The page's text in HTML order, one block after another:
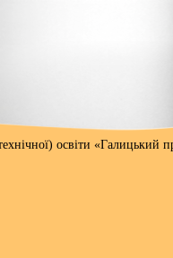
освіти